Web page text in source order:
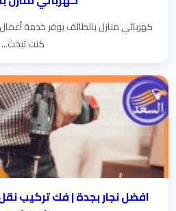
كهربائي منازل بالطائف يوفر خدمة أعمال
كنت تبحث...
افضل نجار بجدة | فك تركيب